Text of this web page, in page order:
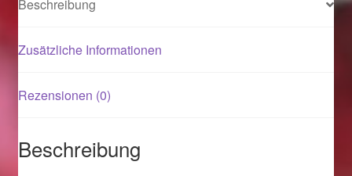
Logout
Beschreibung
Zusätzliche Informationen
Rezensionen (0)
Beschreibung